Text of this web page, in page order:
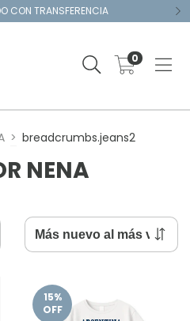
CON TRANSFERENCIA
0
> breadcrumbs.jeans2
NENA
15%
OFF